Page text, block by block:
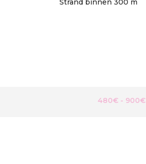
Strand binnen 300 m
480€ - 900€